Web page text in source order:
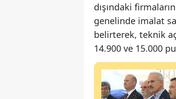
dışındaki
genelinde imalat
belirterek, teknik
14.900 ve 15.000